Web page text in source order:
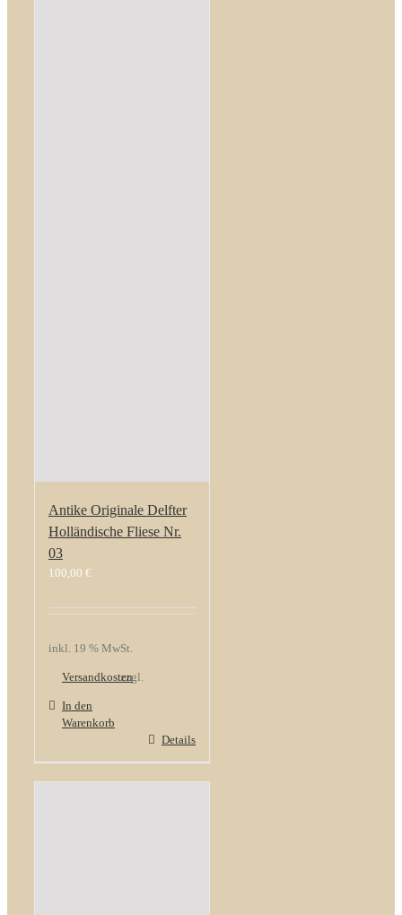
Antike Originale Delfter
Holländische Fliese Nr.
03
100,00 €
inkl. 19 % MwSt.
zzgl.
Versandkosten
In den
Warenkorb
Details